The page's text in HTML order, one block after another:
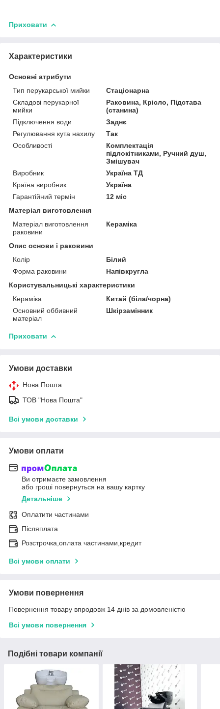
Приховати
Характеристики
Основні атрибути
Тип перукарської мийки
Стаціонарна
Складові перукарної
мийки
Раковина, Крісло, Підстава
(станина)
Підключення води
Заднє
Регулювання кута нахилу
Так
Особливості
Комплектація
підлокітниками, Ручний душ,
Змішувач
Виробник
Україна ТД
Країна виробник
Україна
Гарантійний термін
12 міс
Матеріал виготовлення
Матеріал виготовлення
раковини
Кераміка
Опис основи і раковини
Колір
Білий
Форма раковини
Напівкругла
Користувальницькі характеристики
Кераміка
Китай (біла/чорна)
Основний оббивний
матеріал
Шкірзамінник
Приховати
Умови доставки
Нова Пошта
ТОВ "Нова Пошта"
Всі умови доставки
Умови оплати
Ви отримаєте замовлення
або гроші повернуться на вашу картку
Детальніше
Оплатити частинами
Післяплата
Розстрочка,оплата частинами,кредит
Всі умови оплати
Умови повернення
Повернення товару впродовж 14 днів за домовленістю
Всі умови повернення
Подібні товари компанії